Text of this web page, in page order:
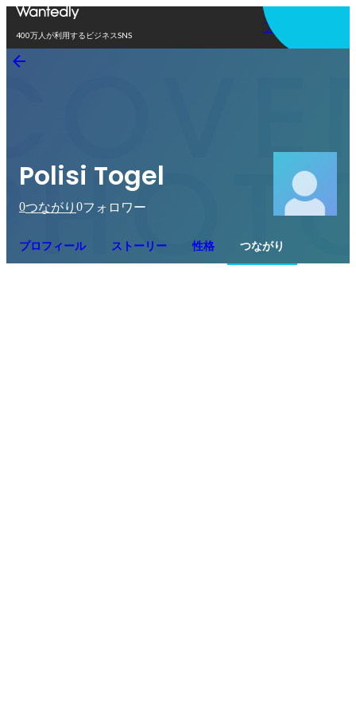
400万人が利用するビジネスSNS
アプリを使う
Polisi Togel
0つながり 0フォロワー
プロフィール ストーリー 性格 つながり